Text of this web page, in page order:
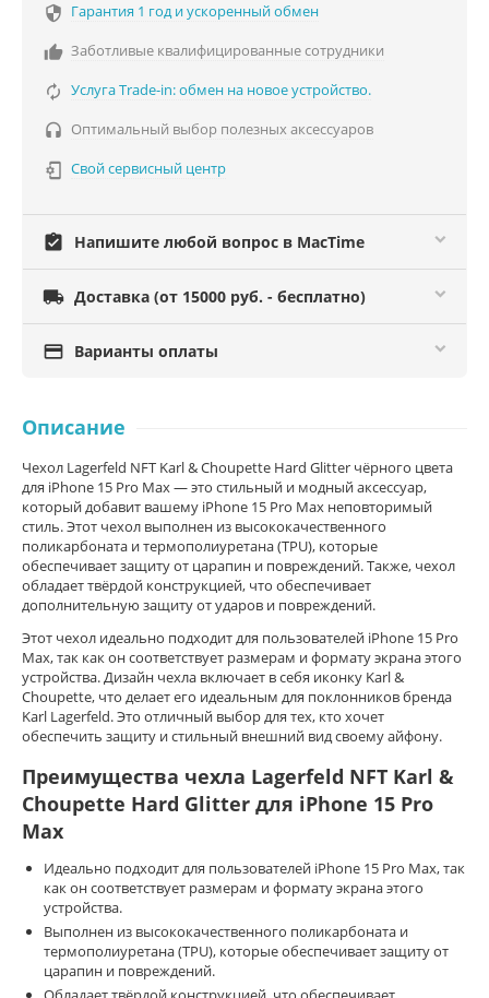
 Гарантия 1 год и ускоренный обмен
 Заботливые квалифицированные сотрудники
 Услуга Trade-in: обмен на новое устройство.
 Оптимальный выбор полезных аксессуаров
 Свой сервисный центр
assignment_turned_in Напишите любой вопрос в MacTime
 Доставка (от 15000 руб. - бесплатно)
 Варианты оплаты
Описание
Чехол Lagerfeld NFT Karl & Choupette Hard Glitter чёрного цвета
для iPhone 15 Pro Max — это стильный и модный аксессуар,
который добавит вашему iPhone 15 Pro Max неповторимый
стиль. Этот чехол выполнен из высококачественного
поликарбоната и термополиуретана (TPU), которые
обеспечивает защиту от царапин и повреждений. Также, чехол
обладает твёрдой конструкцией, что обеспечивает
дополнительную защиту от ударов и повреждений.
Этот чехол идеально подходит для пользователей iPhone 15 Pro
Max, так как он соответствует размерам и формату экрана этого
устройства. Дизайн чехла включает в себя иконку Karl &
Choupette, что делает его идеальным для поклонников бренда
Karl Lagerfeld. Это отличный выбор для тех, кто хочет
обеспечить защиту и стильный внешний вид своему айфону.
Преимущества чехла Lagerfeld NFT Karl &
Choupette Hard Glitter для iPhone 15 Pro
Max
Идеально подходит для пользователей iPhone 15 Pro Max, так
как он соответствует размерам и формату экрана этого
устройства.
Выполнен из высококачественного поликарбоната и
термополиуретана (TPU), которые обеспечивает защиту от
царапин и повреждений.